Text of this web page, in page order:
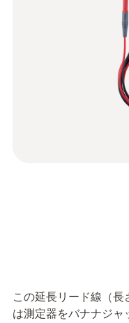
この延長リード線（長
は測定器をバナナジャ